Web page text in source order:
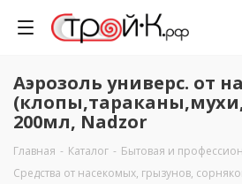
Аэрозоль универс. от
200мл, Nadzor
Главная - Каталог - Бытовая и
Средства от насекомых, грызунов,